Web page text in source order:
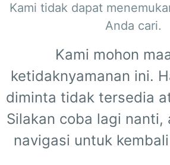
Kami tidak dapat
Anda cari.
Kami mohon
ketidaknyamanan ini.
diminta tidak tersedia
Silakan coba lagi nanti,
navigasi untuk